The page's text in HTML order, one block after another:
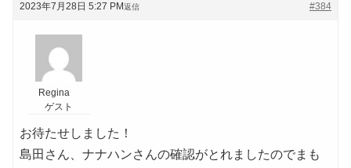
2023年7月28日 5:27 PM #384
返信
Regina
ゲスト
お待たせしました！
島田さん、ナナハンさんの確認がとれましたのでまも